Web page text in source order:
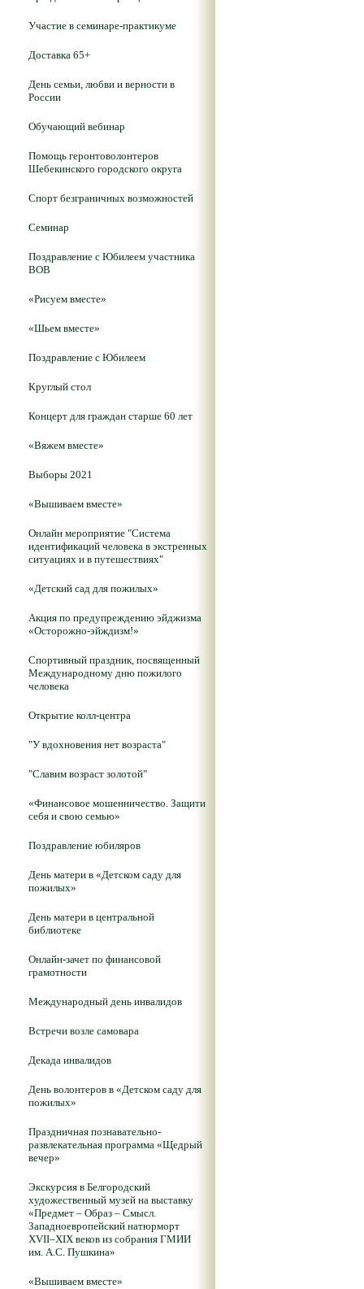
Участие в семинаре-практикуме
Доставка 65+
День семьи, любви и верности в
России
Обучающий вебинар
Помощь геронтоволонтеров
Шебекинского городского округа
Спорт безграничных возможностей
Семинар
Поздравление с Юбилеем участника
ВОВ
«Рисуем вместе»
«Шьем вместе»
Поздравление с Юбилеем
Круглый стол
Концерт для граждан старше 60 лет
«Вяжем вместе»
Выборы 2021
«Вышиваем вместе»
Онлайн мероприятие "Система
идентификаций человека в экстренных
ситуациях и в путешествиях"
«Детский сад для пожилых»
Акция по предупреждению эйджизма
«Осторожно-эйждизм!»
Спортивный праздник, посвященный
Международному дню пожилого
человека
Открытие колл-центра
"У вдохновения нет возраста"
"Славим возраст золотой"
«Финансовое мошенничество. Защити
себя и свою семью»
Поздравление юбиляров
День матери в «Детском саду для
пожилых»
День матери в центральной
библиотеке
Онлайн-зачет по финансовой
грамотности
Международный день инвалидов
Встречи возле самовара
Декада инвалидов
День волонтеров в «Детском саду для
пожилых»
Праздничная познавательно-
развлекательная программа «Щедрый
вечер»
Экскурсия в Белгородский
художественный музей на выставку
«Предмет – Образ – Смысл.
Западноевропейский натюрморт
XVII–XIX веков из собрания ГМИИ
им. А.С. Пушкина»
«Вышиваем вместе»